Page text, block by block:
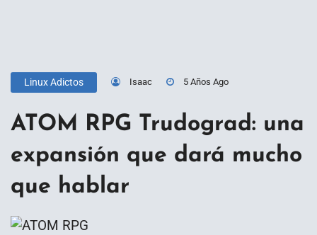
Linux Adictos Isaac 5 Años Ago
ATOM RPG Trudograd: una
expansión que dará mucho
que hablar